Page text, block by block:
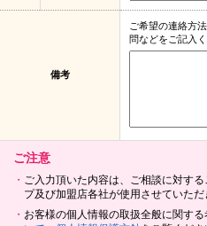
備考
ご希望の連絡方
問などをご記入く
ご注意
ご入力頂いた内容は、ご相談に対す
プ及び加盟店各社が使用させていただ
お客様の個人情報の取扱全般に関する